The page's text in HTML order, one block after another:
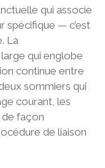
qui associe
spécifique — c’est
La
qui englobe
continue entre
sommiers qui
courant, les
façon
de liaison